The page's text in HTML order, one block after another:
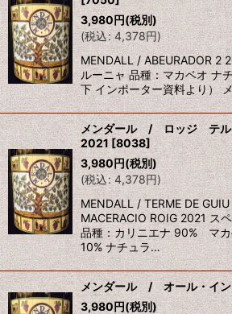
3,980円(税別)
(税込: 4,378円)
MENDALL / ABEURADOR 2
ルーニャ 品種：マカベオ ナ
下 インポーター資料より）
メンダール / ロッジ テル
2021 [8038]
3,980円(税別)
(税込: 4,378円)
MENDALL / TERME DE
MACERACIO ROIG 2021 ス
品種：カリニエナ 90% マ
10% ナチュラ…
メンダール / オール・イ
3,980円(税別)